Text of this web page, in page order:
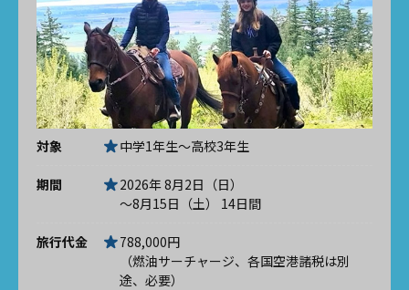
対象 中学1年生～高校3年生
期間
2026年 8月2日（日）
～8月15日（土） 14日間
旅行代金
788,000円
（燃油サーチャージ、各国空港諸税は別
途、必要）